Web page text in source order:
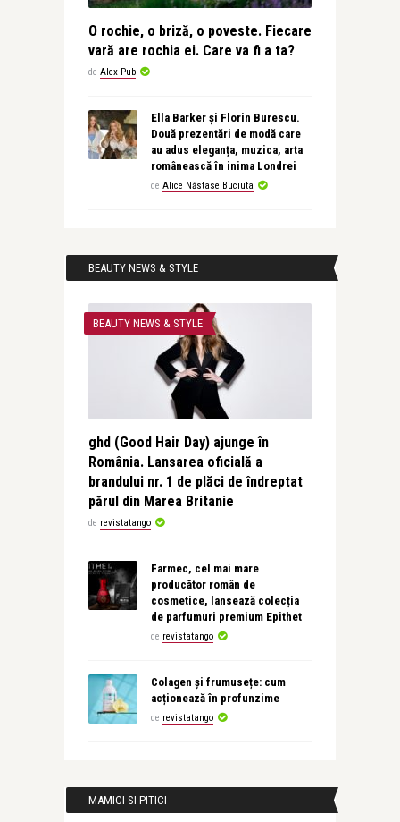
O rochie, o briză, o poveste. Fiecare
vară are rochia ei. Care va fi a ta?
de Alex Pub
Ella Barker și Florin Burescu.
Două prezentări de modă care
au adus eleganța, muzica, arta
românească în inima Londrei
de Alice Năstase Buciuta
BEAUTY NEWS & STYLE
BEAUTY NEWS & STYLE
ghd (Good Hair Day) ajunge în
România. Lansarea oficială a
brandului nr. 1 de plăci de îndreptat
părul din Marea Britanie
de revistatango
Farmec, cel mai mare
producător român de
cosmetice, lansează colecția
de parfumuri premium Epithet
de revistatango
Colagen și frumusețe: cum
acționează în profunzime
de revistatango
MAMICI SI PITICI